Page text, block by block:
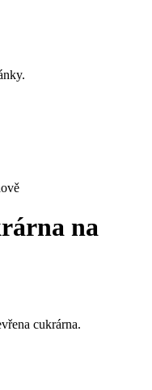
na
cukrárna.